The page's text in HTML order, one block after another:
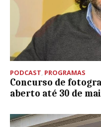
PODCAST PROGRAMAS
Concurso de
aberto até 30 de